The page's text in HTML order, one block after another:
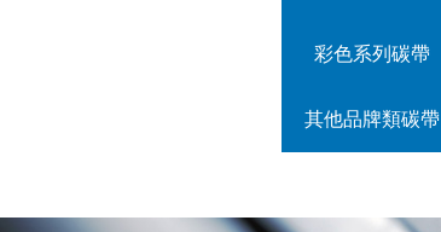
彩色系列碳帶
其他品牌類碳帶